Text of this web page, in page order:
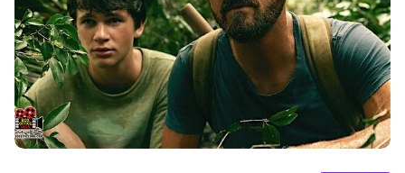
ی
ر
ا
ن